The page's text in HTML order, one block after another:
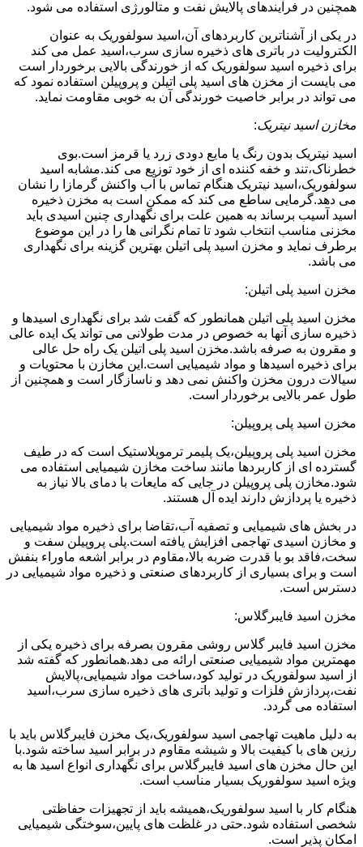
همچنین در فرآیندهای پالایش نفت و متالورژی استفاده می شود.
در یکی از آشناترین کاربردهای آن،اسید سولفوریک به عنوان
الکترولیت در باتری های ذخیره سازی سرب،اسید عمل می کند
برای ذخیره اسید سولفوریک که از خورندگی بالایی برخوردار است
می بایست از مخزن های اسید پلی اتیلن و پروپیلن استفاده نمود که
می تواند در برابر خاصیت خورندگی آن به خوبی مقاومت نماید.
مخازن اسید نیتریک:
اسید نیتریک بدون رنگ یا مایع دودی زرد یا قرمز است.بوی
خطرناک،تند و خفه کننده ای از خود توزیع می کند.مشابه اسید
سولفوریک،اسید نیتریک هنگام تماس با آب واکنش گرمازا را نشان
می دهد.گرمایی ساطع می کند که ممکن است به مخزن ذخیره
اسید آسیب برساند به همین علت برای نگهداری چنین اسیدی باید
مخزنی مناسب انتخاب شود تا تمام نگرانی ها را در این موضوع
برطرف نماید و مخزن اسید پلی اتیلن بهترین گزینه برای نگهداری
می باشد.
مخزن اسید پلی اتیلن:
مخزن اسید پلی اتیلن همانطور که گفت شد برای نگهداری اسیدها و
ذخیره سازی آنها به خصوص در مدت طولانی می تواند یک ایده عالی
و مقرون به صرفه باشد.مخزن اسید پلی اتیلن یک راه حل عالی
برای ذخیره اسیدها و مواد شیمیایی است.این مخازن با محتویات و
سیالات درون مخزن واکنش نمی دهد و ناسازگار است و همچنین از
طول عمر بالایی برخوردار است.
مخزن اسید پلی پروپیلن:
مخزن اسید پلی پروپیلن،یک پلیمر ترموپلاستیک است که در طیف
گسترده ای از کاربردها مانند ساخت مخازن شیمیایی استفاده می
شود.مخازن پلی پروپیلن در جایی که مایعات با دمای بالا نیاز به
ذخیره یا پردازش دارند ایده آل هستند.
در بخش های شیمیایی و تصفیه آب،تقاضا برای ذخیره مواد شیمیایی
و مخازن اسیدی تهاجمی افزایش یافته است.پلی پروپیلن سفت و
سخت،فاقد بو با قدرت ضربه بالا،مقاوم در برابر اشعه ماوراء بنفش
است و برای بسیاری از کاربردهای صنعتی و ذخیره مواد شیمیایی در
دسترس است.
مخزن اسید فایبرگلاس:
مخزن اسید فایبر گلاس روشی مقرون بصرفه برای ذخیره یکی از
مهمترین مواد شیمیایی صنعتی ارائه می دهد.همانطور که گفته شد
از اسید سولفوریک در تولید کود،ساخت مواد شیمیایی،پالایش
نفت،پردازش فلزات و تولید باتری های ذخیره سازی سرب،اسید
استفاده می گردد.
به دلیل ماهیت تهاجمی اسید سولفوریک،یک مخزن فایبرگلاس باید با
رزین های با کیفیت بالا و شیشه مقاوم در برابر اسید ساخته شود.با
این حال مخزن های اسید فایبرگلاس برای نگهداری انواع اسید ها به
ویژه اسید سولفوریک بسیار مناسب است.
هنگام کار با اسید سولفوریک،همیشه باید از تجهیزات حفاظتی
شخصی استفاده شود.حتی در غلظت های پایین،سوختگی شیمیایی
امکان پذیر است.